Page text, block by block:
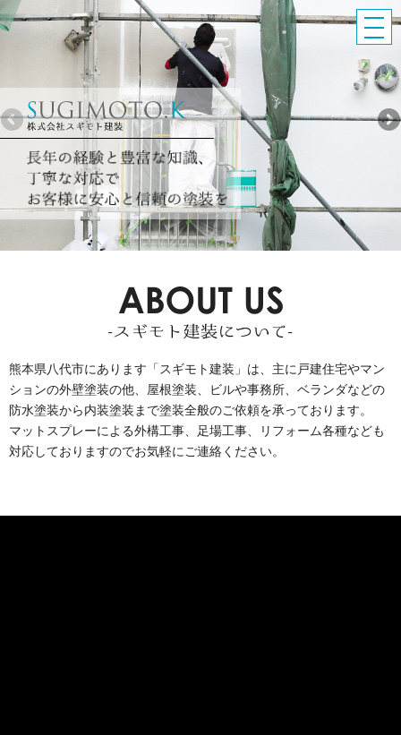
熊本県八代市にあります「スギモト建装」は、主に戸建住宅やマン
ションの外壁塗装の他、屋根塗装、
ビルや事務所、ベランダなどの
防水塗装から内装塗装まで塗装全般のご依頼を承っております。
マットスプレーによる外構工事、足場工事、リフォーム各種なども
対応しておりますのでお気軽にご連絡ください。